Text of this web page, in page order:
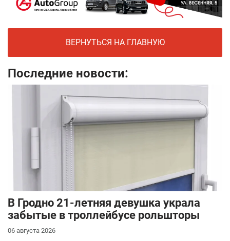
ВЕРНУТЬСЯ НА ГЛАВНУЮ
Последние новости:
В Гродно 21-летняя девушка украла
забытые в троллейбусе рольшторы
06 августа 2026